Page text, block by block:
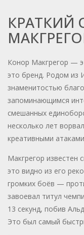
КРАТКИЙ
Конор Макгрегор —
это бренд. Родом из
знаменитостью
запоминающимся
смешанных
несколько лет
креативными
Макгрегор
это видно из его
громких боёв —
завоевал титул
13 секунд, побив
Это был самый